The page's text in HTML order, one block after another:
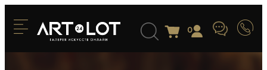
0